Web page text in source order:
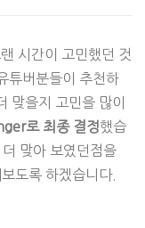
시간이 고민했던 것
튜버분들이 추천하
맞을지 고민을 많이
로 최종 결정했습
맞아 보였던점을
도록 하겠습니다.